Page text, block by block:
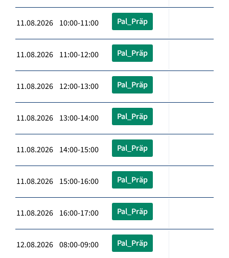
11.08.2026 10:00-11:00 Pal_Präp
11.08.2026 11:00-12:00 Pal_Präp
11.08.2026 12:00-13:00 Pal_Präp
11.08.2026 13:00-14:00 Pal_Präp
11.08.2026 14:00-15:00 Pal_Präp
11.08.2026 15:00-16:00 Pal_Präp
11.08.2026 16:00-17:00 Pal_Präp
12.08.2026 08:00-09:00 Pal_Präp